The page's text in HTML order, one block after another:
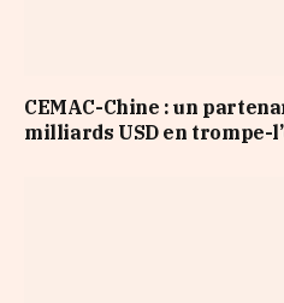
CEMAC-Chine : un
milliards USD en trompe-